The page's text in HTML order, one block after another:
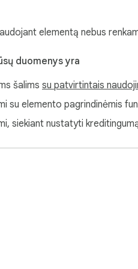
elementą nebus
duomenys yra
šalims su patvirtintais
su elemento pagrindinėmis
siekiant nustatyti